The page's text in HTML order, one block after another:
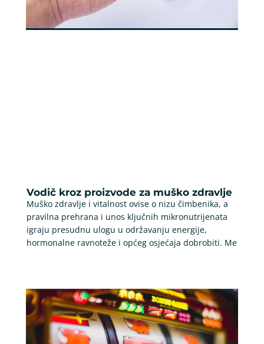
Vodič kroz proizvode za muško zdravlje
Muško zdravlje i vitalnost ovise o nizu čimbenika, a
pravilna prehrana i unos ključnih mikronutrijenata
igraju presudnu ulogu u održavanju energije,
hormonalne ravnoteže i općeg osjećaja dobrobiti. Me